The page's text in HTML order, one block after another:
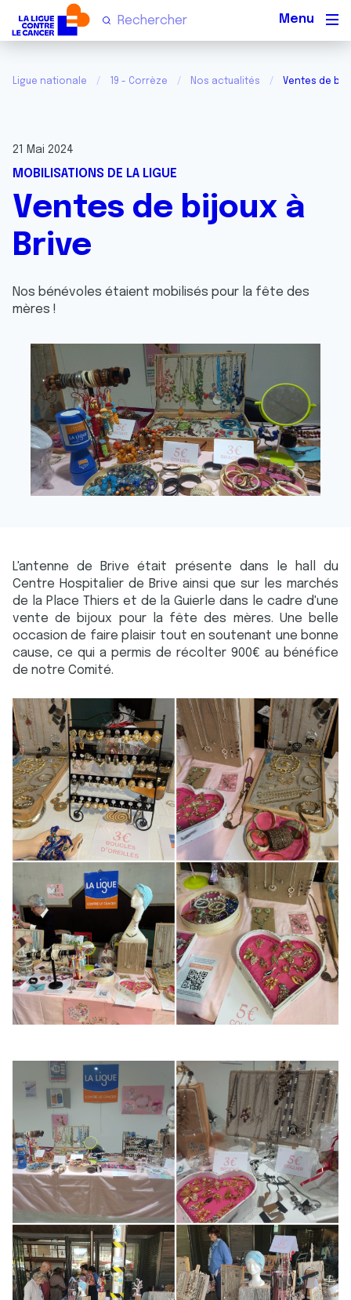
Ligue nationale 19 - Corrèze Nos actualités Ventes de
21 Mai 2024
MOBILISATIONS DE LA LIGUE
Ventes de bijoux à
Brive
Nos bénévoles étaient mobilisés pour la fête des
mères !
L'antenne de Brive était présente dans le hall du
Centre Hospitalier de Brive ainsi que sur les marchés
de la Place Thiers et de la Guierle dans le cadre d'une
vente de bijoux pour la fête des mères. Une belle
occasion de faire plaisir tout en soutenant une bonne
cause, ce qui a permis de récolter 900€ au bénéfice
de notre Comité.